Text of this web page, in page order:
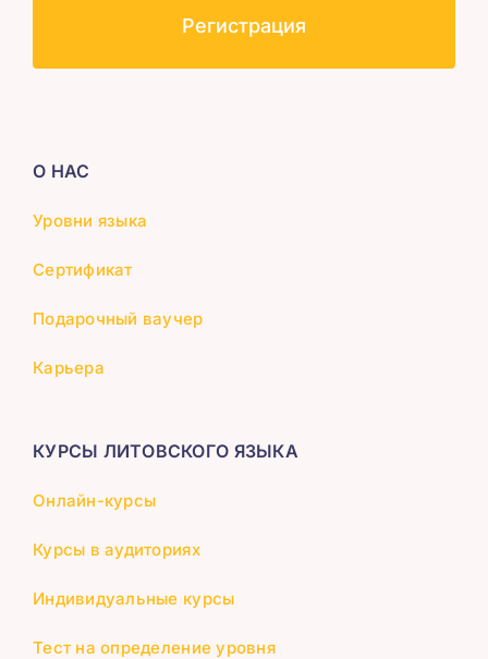
Регистрация
О НАС
Уровни языка
Сертификат
Подарочный ваучер
Карьера
КУРСЫ ЛИТОВСКОГО ЯЗЫКА
Онлайн-курсы
Курсы в аудиториях
Индивидуальные курсы
Тест на определение уровня